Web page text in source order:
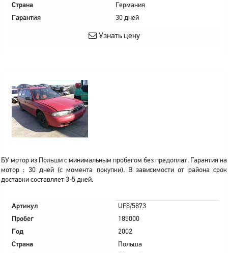
Страна
Германия
Гарантия
30 дней
Узнать цену
БУ мотор из Польши с минимальным пробегом без предоплат. Гарантия на
мотор : 30 дней (с момента покупки). В зависимости от района срок
доставки составляет 3-5 дней.
Артикул
UF8/5873
Пробег
185000
Год
2002
Страна
Польша